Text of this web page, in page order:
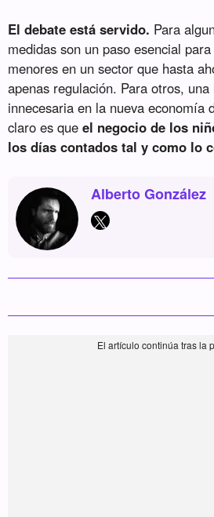
El debate está servido. Para
medidas son un paso esencial
menores en un sector que hasta
apenas regulación. Para otros,
innecesaria en la nueva economía
claro es queel negocio de los
los días contados tal y como lo
Alberto González